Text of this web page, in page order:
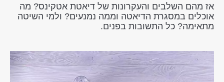
אז מהם השלבים והעקרונות של דיאטת אטקינס? מה
אוכלים במסגרת הדיאטה וממה נמנעים? ולמי השיטה
מתאימה? כל התשובות בפנים.